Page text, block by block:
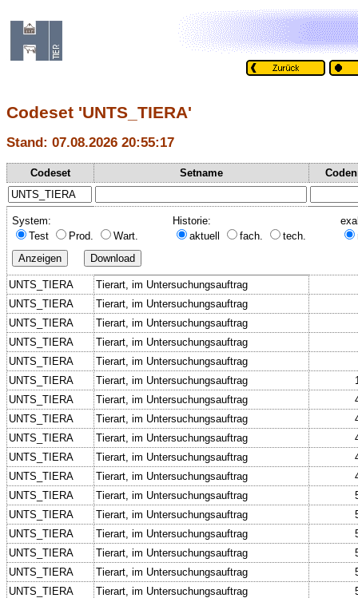
Codeset 'UNTS_TIERA'
Stand: 07.08.2026 20:55:17
Codeset Setname
System:
Test
Prod. Wart.
Historie:
aktuell
fach. tech.
UNTS_TIERA
Tierart, im Untersuchungsauftrag
UNTS_TIERA
Tierart, im Untersuchungsauftrag
UNTS_TIERA
Tierart, im Untersuchungsauftrag
UNTS_TIERA
Tierart, im Untersuchungsauftrag
UNTS_TIERA
Tierart, im Untersuchungsauftrag
UNTS_TIERA
Tierart, im Untersuchungsauftrag
UNTS_TIERA
Tierart, im Untersuchungsauftrag
UNTS_TIERA
Tierart, im Untersuchungsauftrag
UNTS_TIERA
Tierart, im Untersuchungsauftrag
UNTS_TIERA
Tierart, im Untersuchungsauftrag
UNTS_TIERA
Tierart, im Untersuchungsauftrag
UNTS_TIERA
Tierart, im Untersuchungsauftrag
UNTS_TIERA
Tierart, im Untersuchungsauftrag
UNTS_TIERA
Tierart, im Untersuchungsauftrag
UNTS_TIERA
Tierart, im Untersuchungsauftrag
UNTS_TIERA
Tierart, im Untersuchungsauftrag
UNTS_TIERA
Tierart, im Untersuchungsauftrag